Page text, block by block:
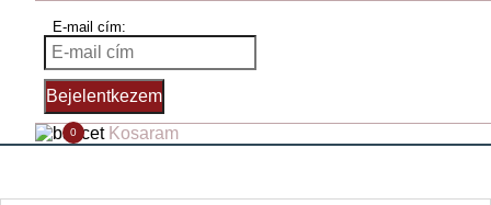
E-mail cím:
Bejelentkezem
Kosaram
0